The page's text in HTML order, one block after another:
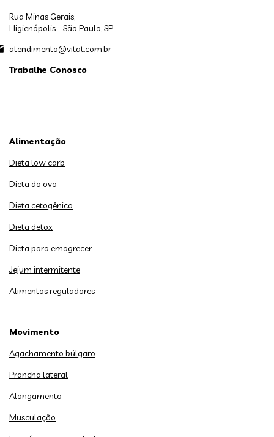
Rua Minas Gerais,
Higienópolis - São Paulo, SP
atendimento@vitat.com.br
Trabalhe Conosco
Alimentação
Dieta low carb
Dieta do ovo
Dieta cetogênica
Dieta detox
Dieta para emagrecer
Jejum intermitente
Alimentos reguladores
Movimento
Agachamento búlgaro
Prancha lateral
Alongamento
Musculação